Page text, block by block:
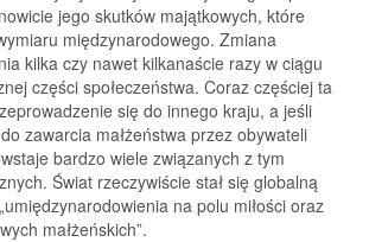
jego skutków majątkowych, które
międzynarodowego. Zmiana
kilka czy nawet kilkanaście razy w ciągu
części społeczeństwa. Coraz częściej ta
się do innego kraju, a jeśli
zawarcia małżeństwa przez obywateli
bardzo wiele związanych z tym
Świat rzeczywiście stał się globalną
na polu miłości oraz
małżeńskich”.